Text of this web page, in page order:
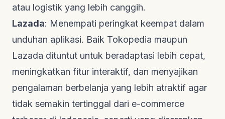
atau logistik yang lebih canggih.
Lazada: Menempati peringkat keempat dalam
unduhan aplikasi. Baik Tokopedia maupun
Lazada dituntut untuk beradaptasi lebih cepat,
meningkatkan fitur interaktif, dan menyajikan
pengalaman berbelanja yang lebih atraktif agar
tidak semakin tertinggal dari e-commerce